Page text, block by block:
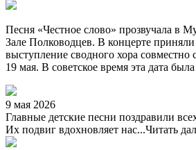
Песня «Честное слово» прозвучала в
Зале Полководцев. В концерте
выступление сводного хора
19 мая. В советское время эта дата
9 мая 2026
Главные детские песни поздравили
Их подвиг вдохновляет нас...Читать